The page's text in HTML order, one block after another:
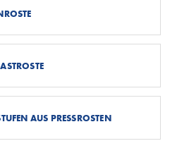
AUS PRESSROSTEN